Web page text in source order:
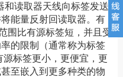
和读取器天线向标签发送
能量反射回读取器。有
围比有源标签短，并且受
的限制（通常称为标签
标签更小，更便宜，更
至嵌入到更多种类的物